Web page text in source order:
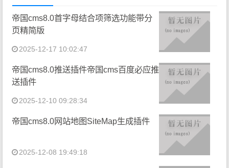
帝国cms8.0首字母结合项筛选功能带分
页精简版
2025-12-17 10:02:47
帝国cms8.0推送插件帝国cms百度必应推
送插件
2025-12-10 09:28:34
帝国cms8.0网站地图SiteMap生成插件
2025-12-08 19:49:18